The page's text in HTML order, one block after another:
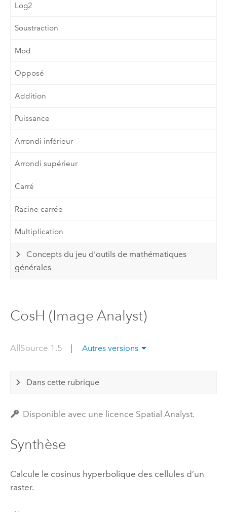
Log2
Soustraction
Mod
Opposé
Addition
Puissance
Arrondi inférieur
Arrondi supérieur
Carré
Racine carrée
Multiplication
Concepts du jeu d'outils de mathématiques
générales
CosH (Image Analyst)
AllSource 1.5 | Autres versions
Dans cette rubrique
Disponible avec une licence Spatial Analyst.
Synthèse
Calcule le cosinus hyperbolique des cellules d’un
raster.